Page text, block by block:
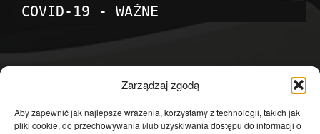
Zarządzaj zgodą
Aby zapewnić jak najlepsze wrażenia, korzystamy z technologii, takich jak
pliki cookie, do przechowywania i/lub uzyskiwania dostępu do informacji o
COVID-19 - WAŻNE
Temat dnia
4601